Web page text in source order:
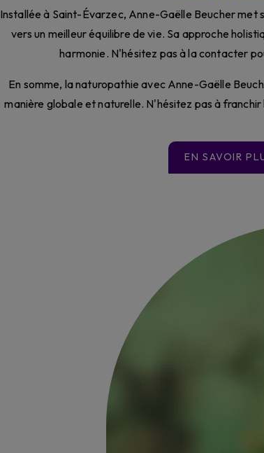
Installée à Saint-Évarzec, Anne-Gaëlle Beucher
vers un meilleur équilibre de vie. Sa approche
harmonie. N'hésitez pas à la contacter
En somme, la naturopathie avec Anne-Gaëlle
manière globale et naturelle. N'hésitez pas à
EN SAVOIR